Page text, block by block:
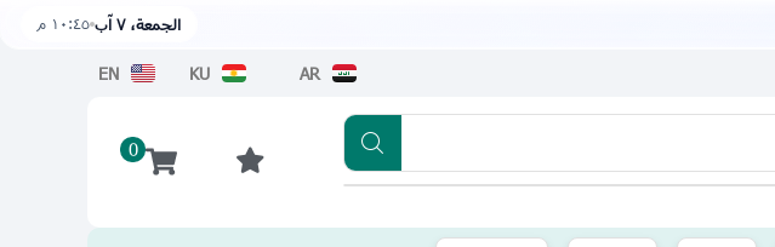
الجمعة، ٧ آب ١٠:٤٥ م
AR
KU
EN
0
تطبيقنا متوفر الآن على متجر أبل اضغط